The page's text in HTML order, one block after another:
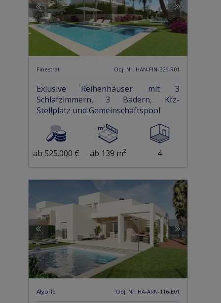
Finestrat Obj. Nr. HAN-FIN-326-R01
Exlusive Reihenhäuser mit 3
Schlafzimmern, 3 Bädern, Kfz-
Stellplatz und Gemeinschaftspool
ab 525.000 € ab 139 m² 4
Algorfa Obj. Nr. HA-ARN-116-E01